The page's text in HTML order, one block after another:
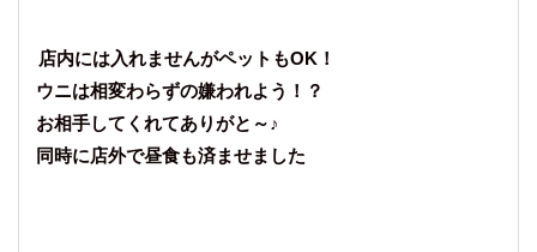
店内には入れませんがペットもOK！
ウニは相変わらずの嫌われよう！？
お相手してくれてありがと～♪
同時に店外で昼食も済ませました